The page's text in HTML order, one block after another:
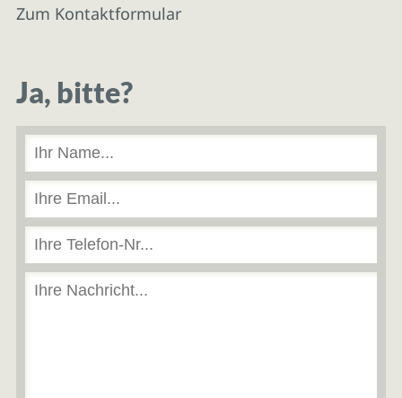
Zum Kontaktformular
Ja, bitte?